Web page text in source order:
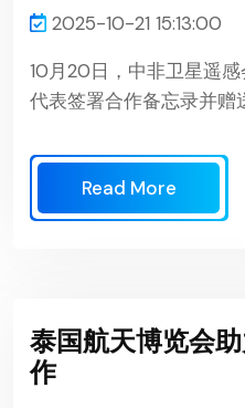
2025-10-21 15:13:00
10月20日，中非卫星遥
代表签署合作备忘录并赠
Read More
泰国航天博览会
作